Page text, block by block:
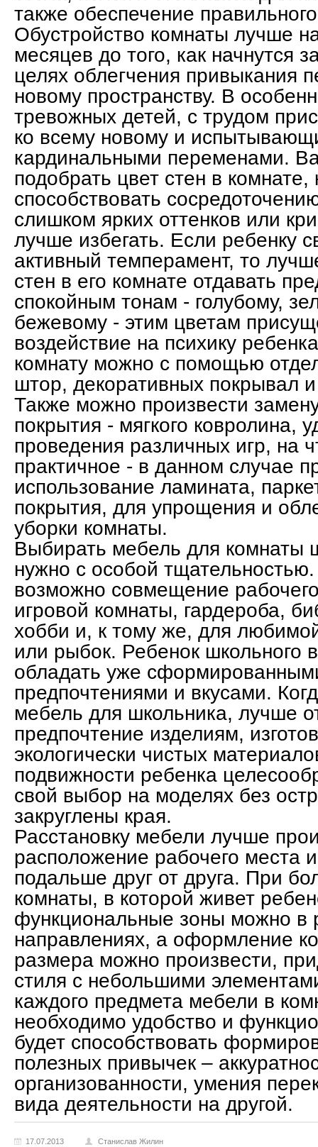
также обеспечение
Обустройство комнаты лучше
месяцев до того, как начнутся
целях облегчения привыкания
новому пространству. В
тревожных детей, с трудом
ко всему новому и
кардинальными переменами.
подобрать цвет стен в комнате,
способствовать
слишком ярких оттенков или
лучше избегать. Если ребенку
активный темперамент, то
стен в его комнате отдавать
спокойным тонам - голубому,
бежевому - этим цветам
воздействие на психику
комнату можно с помощью
штор, декоративных покрывал
Также можно произвести
покрытия - мягкого ковролина,
проведения различных игр, на
практичное - в данном случае
использование ламината,
покрытия, для упрощения и
уборки комнаты.
Выбирать мебель для комнаты
нужно с особой
возможно совмещение
игровой комнаты, гардероба,
хобби и, к тому же, для
или рыбок. Ребенок школьного
обладать уже
предпочтениями и вкусами.
мебель для школьника, лучше
предпочтение изделиям,
экологически чистых
подвижности ребенка
свой выбор на моделях без
закруглены края.
Расстановку мебели лучше
расположение рабочего места
подальше друг от друга. При
комнаты, в которой живет
функциональные зоны можно в
направлениях, а оформление
размера можно произвести,
стиля с небольшими
каждого предмета мебели в
необходимо удобство и
будет способствовать
полезных привычек –
организованности, умения
вида деятельности на другой.
17.07.2013 Станислав Жилин